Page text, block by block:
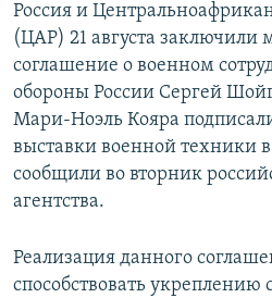
Россия и
(ЦАР) 21 августа заключили
соглашение о военном
обороны России Сергей
Мари-Ноэль Кояра
выставки военной техники
сообщили во вторник
агентства.
Реализация данного
способствовать укреплению